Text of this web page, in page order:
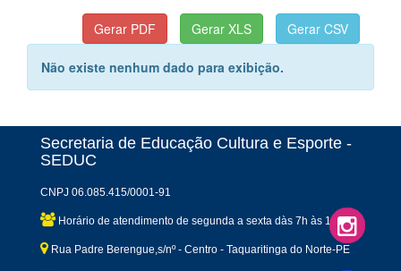
Não existe nenhum dado para exibição.
Secretaria de Educação Cultura e Esporte -
SEDUC
CNPJ 06.085.415/0001-91
Horário de atendimento de segunda a sexta dàs 7h às 13h
Rua Padre Berengue,s/nº - Centro - Taquaritinga do Norte-PE